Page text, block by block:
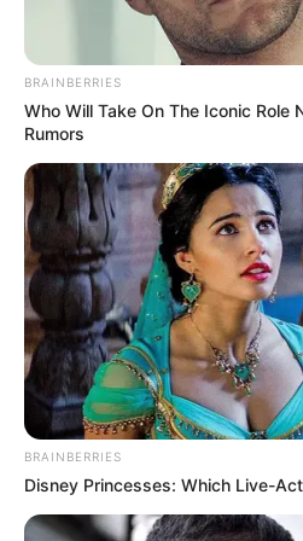
Karácsony másnapján pedig
mennek Veszprémbe –
édesapja megenyhülni látszik
szeretettel várja őket a
BRAINBERRIES
Who Will Take On The Iconic Role
Rumors
BRAINBERRIES
Disney Princesses: Which Live-